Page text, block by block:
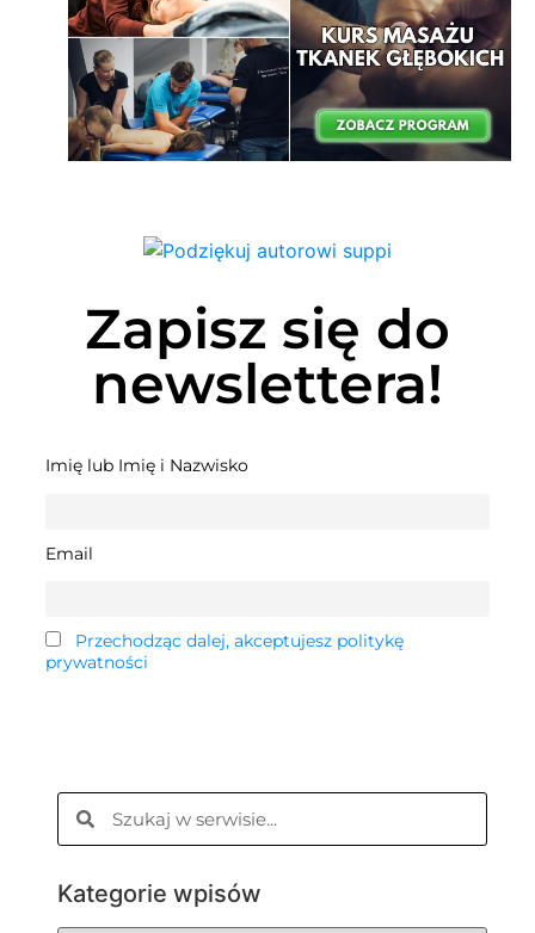
Zapisz się do
newslettera!
Imię lub Imię i Nazwisko
Email
Przechodząc dalej, akceptujesz politykę
prywatności
Kategorie wpisów